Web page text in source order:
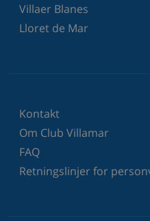
Villaer Blanes
Lloret de Mar
Kontakt
Om Club Villamar
FAQ
Retningslinjer for